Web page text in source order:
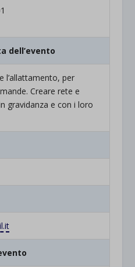
dell’evento
l’allattamento, per
Creare rete e
gravidanza e con i loro